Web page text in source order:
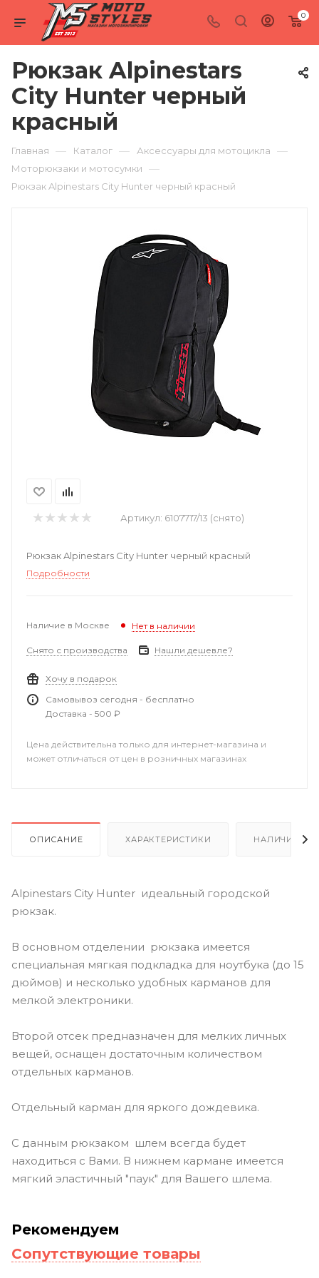
0
Рюкзак Alpinestars
City Hunter черный
красный
Главная — Каталог — Аксессуары для мотоцикла —
Моторюкзаки и мотосумки —
Рюкзак Alpinestars City Hunter черный красный
Артикул: 6107717/13 (снято)
Рюкзак Alpinestars City Hunter черный красный
Подробности
Наличие в Москве Нет в наличии
Снято с производства Нашли дешевле?
Хочу в подарок
Самовывоз сегодня - бесплатно
Доставка - 500 ₽
Цена действительна только для интернет-магазина и
может отличаться от цен в розничных магазинах
ОПИСАНИЕ ХАРАКТЕРИСТИКИ НАЛИЧИЕ
Alpinestars City Hunter идеальный городской
рюкзак.
В основном отделении рюкзака имеется
специальная мягкая подкладка для ноутбука (до 15
дюймов) и несколько удобных карманов для
мелкой электроники.
Второй отсек предназначен для мелких личных
вещей, оснащен достаточным количеством
отдельных карманов.
Отдельный карман для яркого дождевика.
С данным рюкзаком шлем всегда будет
находиться с Вами. В нижнем кармане имеется
мягкий эластичный "паук" для Вашего шлема.
Рекомендуем
Сопутствующие товары